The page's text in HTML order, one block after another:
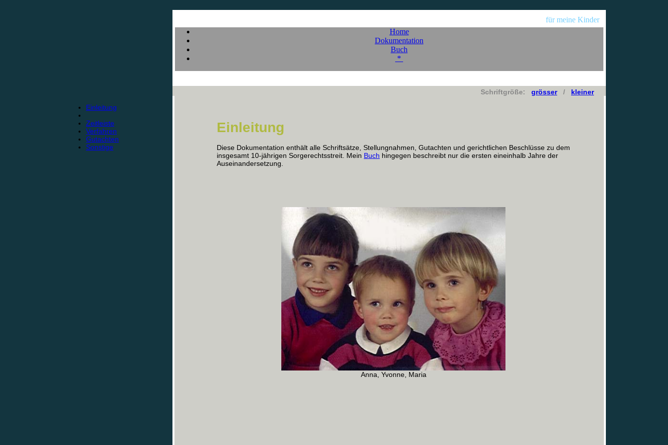
für meine Kinder
Home
Dokumentation
Buch
*
Einleitung
Zeitleiste
Verfahren
Gutachten
Sonstige
Schriftgröße: grösser/ kleiner
Einleitung
Diese Dokumentation enthält alle Schriftsätze, Stellungnahmen, Gutachten und gerichtlichen Beschlüsse zu dem
insgesamt 10-jährigen Sorgerechtsstreit. Mein Buch hingegen beschreibt nur die ersten eineinhalb Jahre der
Auseinandersetzung.
Anna, Yvonne, Maria